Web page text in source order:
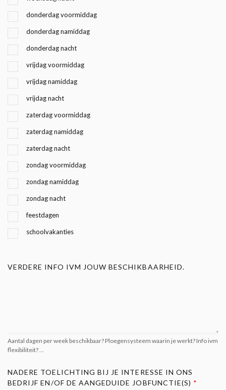
donderdag voormiddag
donderdag namiddag
donderdag nacht
vrijdag voormiddag
vrijdag namiddag
vrijdag nacht
zaterdag voormiddag
zaterdag namiddag
zaterdag nacht
zondag voormiddag
zondag namiddag
zondag nacht
feestdagen
schoolvakanties
VERDERE INFO IVM JOUW BESCHIKBAARHEID.
Aantal dagen per week beschikbaar? Ploegensysteem waarin je werkt? Info ivm
flexibiliteit? …
NADERE TOELICHTING BIJ JE INTERESSE IN ONS
BEDRIJF EN/OF DE AANGEDUIDE JOBFUNCTIE(S) *